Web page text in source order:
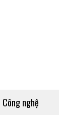
nghệ